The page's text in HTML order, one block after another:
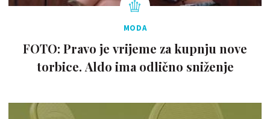
MODA
FOTO: Pravo je vrijeme za kupnju nove
torbice. Aldo ima odlično sniženje